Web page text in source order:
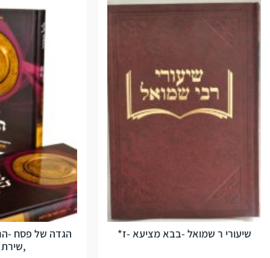
שיעורי ר שמואל -בבא מציעא -ז*
הגדה של פסח -